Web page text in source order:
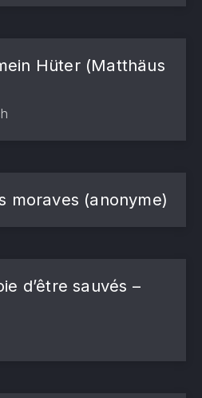
Hüter (Matthäus
moraves (anonyme)
d’être sauvés –